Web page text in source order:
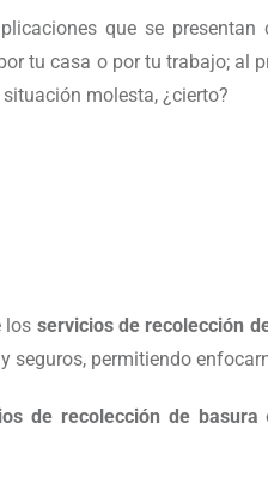
que se
tu casa o por tu trabajo; al
molesta, ¿cierto?
los servicios de recolección
seguros, permitiendo
de recolección de basura